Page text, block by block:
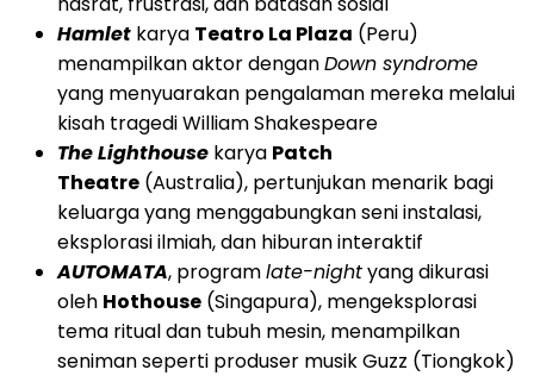
Hamlet karya Teatro La Plaza (Peru)
menampilkan aktor denganDown syndrome
yang menyuarakan pengalaman mereka melalui
kisah tragedi William Shakespeare
The Lighthouse karya Patch
Theatre (Australia), pertunjukan menarik bagi
keluarga yang menggabungkan seni instalasi,
eksplorasi ilmiah, dan hiburan interaktif
AUTOMATA, programlate-nightyang dikurasi
oleh Hothouse (Singapura), mengeksplorasi
tema ritual dan tubuh mesin, menampilkan
seniman seperti produser musik Guzz (Tiongkok)